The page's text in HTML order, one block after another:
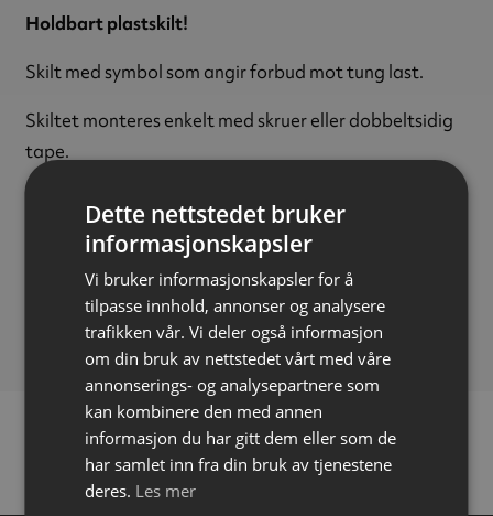
Holdbart plastskilt!
Skilt med symbol som angir forbud mot tung last.
Skiltet monteres enkelt med skruer eller dobbeltsidig
tape.
Polypropylen (PP)
Tykkelse: 1,5 mm
Ø200 mm
FDV-dokumentasjon
Last ned (143.20 kB)
Dette nettstedet bruker
informasjonskapsler
Vi bruker informasjonskapsler for å
tilpasse innhold, annonser og analysere
trafikken vår. Vi deler også informasjon
om din bruk av nettstedet vårt med våre
annonserings- og analysepartnere som
kan kombinere den med annen
informasjon du har gitt dem eller som de
har samlet inn fra din bruk av tjenestene
deres. Les mer